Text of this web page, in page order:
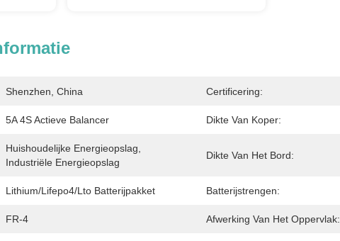
Shenzhen, China Certificering:
5A 4S Actieve Balancer Dikte Van Koper:
Huishoudelijke Energieopslag,
Industriële Energieopslag
Dikte Van Het Bord:
Lithium/Lifepo4/Lto Batterijpakket Batterijstrengen:
FR-4 Afwerking Van Het Oppervlak: